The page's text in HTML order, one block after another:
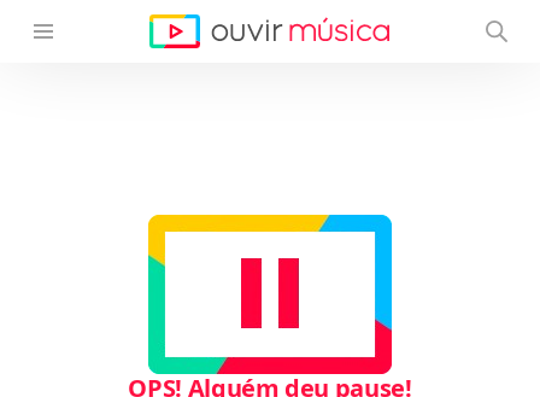
OPS! Alguém deu pause!